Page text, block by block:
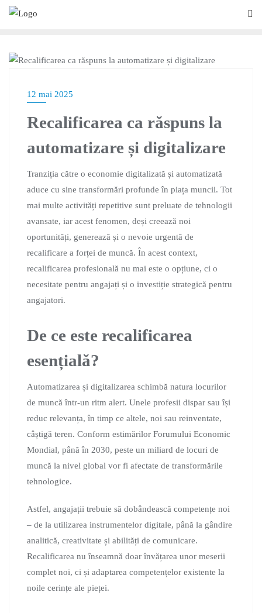
12 mai 2025
Recalificarea ca răspuns la
automatizare și digitalizare
Tranziția către o economie digitalizată și automatizată
aduce cu sine transformări profunde în piața muncii. Tot
mai multe activități repetitive sunt preluate de tehnologii
avansate, iar acest fenomen, deși creează noi
oportunități, generează și o nevoie urgentă de
recalificare a forței de muncă. În acest context,
recalificarea profesională nu mai este o opțiune, ci o
necesitate pentru angajați și o investiție strategică pentru
angajatori.
De ce este recalificarea
esențială?
Automatizarea și digitalizarea schimbă natura locurilor
de muncă într-un ritm alert. Unele profesii dispar sau își
reduc relevanța, în timp ce altele, noi sau reinventate,
câștigă teren. Conform estimărilor Forumului Economic
Mondial, până în 2030, peste un miliard de locuri de
muncă la nivel global vor fi afectate de transformările
tehnologice.
Astfel, angajații trebuie să dobândească competențe noi
– de la utilizarea instrumentelor digitale, până la gândire
analitică, creativitate și abilități de comunicare.
Recalificarea nu înseamnă doar învățarea unor meserii
complet noi, ci și adaptarea competențelor existente la
noile cerințe ale pieței.